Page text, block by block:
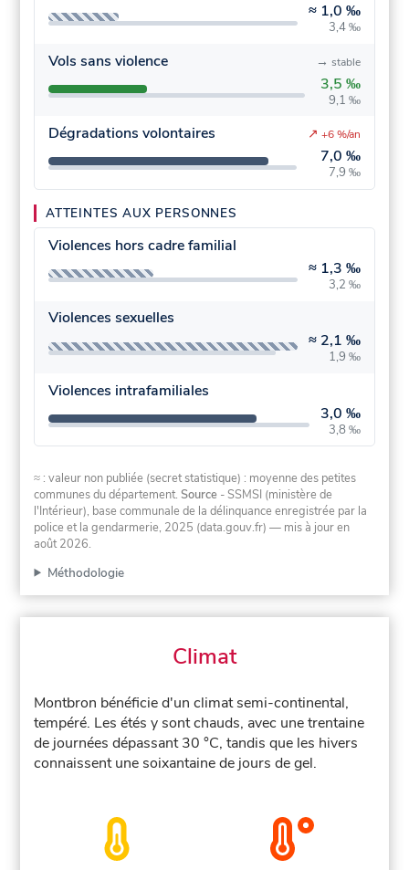
≈ 1,0 ‰
3,4 ‰
Vols sans violence
3,5 ‰
9,1 ‰
→ stable
Dégradations volontaires
7,0 ‰
7,9 ‰
↗ +6 %/an
ATTEINTES AUX PERSONNES
Violences hors cadre familial
≈ 1,3 ‰
3,2 ‰
Violences sexuelles
≈ 2,1 ‰
1,9 ‰
Violences intrafamiliales
3,0 ‰
3,8 ‰
≈ : valeur non publiée (secret statistique) : moyenne des petites
communes du département.Source - SSMSI (ministère de
l'Intérieur), base communale de la délinquance enregistrée par la
police et la gendarmerie, 2025 (data.gouv.fr) — mis à jour en
août 2026.
Méthodologie
Climat
Montbron bénéficie d'un climat semi-continental,
tempéré. Les étés y sont chauds, avec une trentaine
de journées dépassant 30 °C, tandis que les hivers
connaissent une soixantaine de jours de gel.